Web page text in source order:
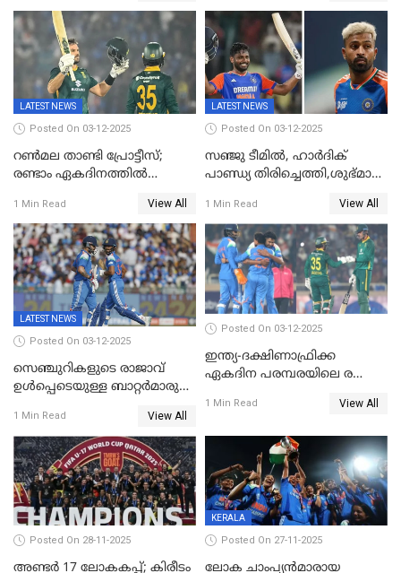
റണ്‍സ് വിജയലക്ഷ്യം
സെമിയിൽ
LATEST NEWS
Posted On 03-12-2025
റണ്‍മല താണ്ടി പ്രോട്ടീസ്;
രണ്ടാം ഏകദിനത്തില്‍
ഒപ്പത്തിനൊപ്പം
1 Min Read View All
LATEST NEWS
Posted On 03-12-2025
സഞ്ജു ടീമില്‍, ഹാര്‍ദിക്
പാണ്ഡ്യ തിരിച്ചെത്തി,​ശുഭ്മാൻ
ഇല്ല;
ദക്ഷിണാഫ്രിക്കയ്‌ക്കെതിരായ
ടി20 പരമ്പരയ്ക്കുള്ള ഇന്ത്യന്‍
ടീമിനെ പ്രഖ്യാപിച്ചു
1 Min Read View All
LATEST NEWS
Posted On 03-12-2025
സെഞ്ചുറികളുടെ രാജാവ്
ഉൾപ്പെടെയുള്ള ബാറ്റർമാരുടെ
ഇന്ത്യയ്ക്ക് 358 റൺസ്
1 Min Read View All
Posted On 03-12-2025
ഇന്ത്യ-ദക്ഷിണാഫ്രിക്ക
ഏകദിന പരമ്പരയിലെ രണ്ടാം
1 Min Read View All
Posted On 28-11-2025
അണ്ടര്‍ 17 ലോകകപ്പ്; കിരീടം
KERALA
Posted On 27-11-2025
ലോക ചാംപ്യൻമാരായ